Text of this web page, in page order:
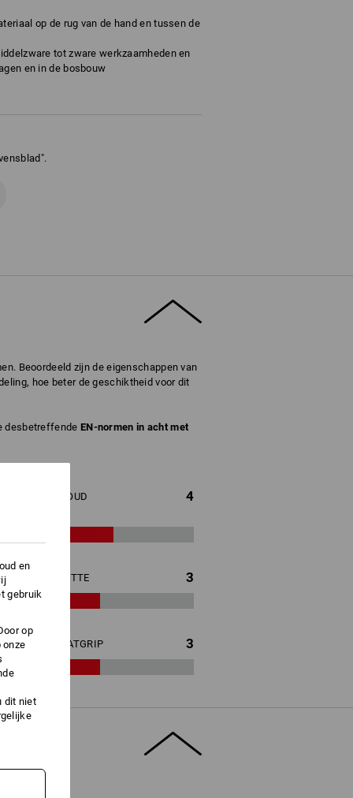
op de rug van de hand en tussen de
tot zware werkzaamheden en
en in de bosbouw
Beoordeeld zijn de eigenschappen van
hoe beter de geschiktheid voor dit
desbetreffende EN-normen in acht met
KOUD 4
HITTE 3
NATGRIP 3
en
gebruik
op
onze
dit niet